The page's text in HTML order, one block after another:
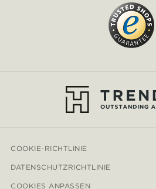
COOKIE-RICHTLINIE
DATENSCHUTZRICHTLINIE
COOKIES ANPASSEN